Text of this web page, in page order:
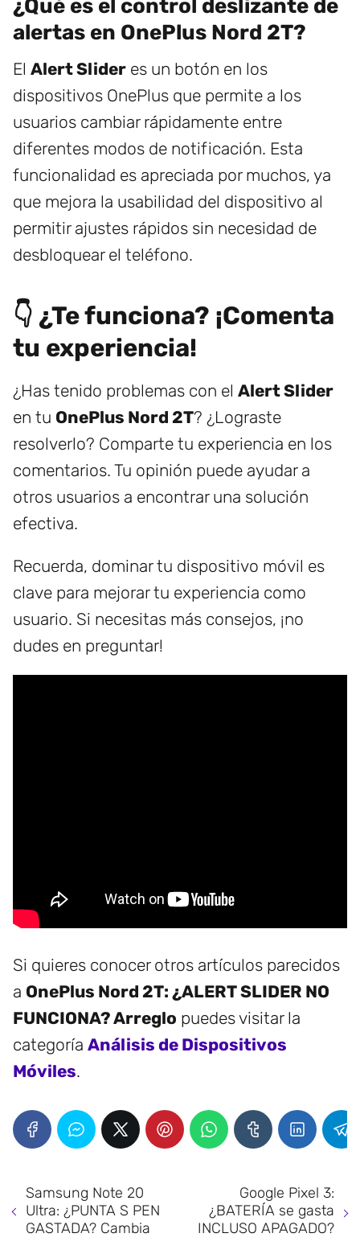
¿Qué es el control deslizante de
alertas en OnePlus Nord 2T?
El Alert Slider es un botón en los
dispositivos OnePlus que permite a los
usuarios cambiar rápidamente entre
diferentes modos de notificación. Esta
funcionalidad es apreciada por muchos, ya
que mejora la usabilidad del dispositivo al
permitir ajustes rápidos sin necesidad de
desbloquear el teléfono.
👇 ¿Te funciona? ¡Comenta
tu experiencia!
¿Has tenido problemas con el Alert Slider
en tu OnePlus Nord 2T? ¿Lograste
resolverlo? Comparte tu experiencia en los
comentarios. Tu opinión puede ayudar a
otros usuarios a encontrar una solución
efectiva.
Recuerda, dominar tu dispositivo móvil es
clave para mejorar tu experiencia como
usuario. Si necesitas más consejos, ¡no
dudes en preguntar!
Si quieres conocer otros artículos parecidos
a OnePlus Nord 2T: ¿ALERT SLIDER NO
FUNCIONA? Arreglo puedes visitar la
categoría Análisis de Dispositivos
Móviles.
Samsung Note 20
Ultra: ¿PUNTA S PEN
GASTADA? Cambia
Google Pixel 3:
¿BATERÍA se gasta
INCLUSO APAGADO?